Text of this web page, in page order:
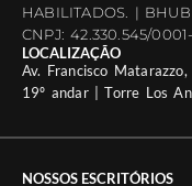
HABILITADOS. |
CNPJ: 42.330.545/
LOCALIZAÇÃO
Av. Francisco
19º andar | Torre Los
NOSSOS ESCRITÓRIOS